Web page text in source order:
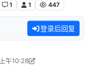
1 1 447
登录后回复
午10:28
年4月13日 上午5:29